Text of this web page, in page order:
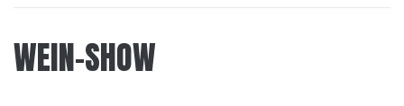
WEIN-SHOW